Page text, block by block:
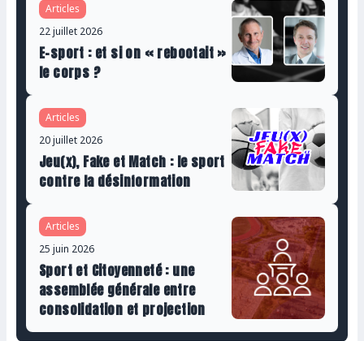
Articles
22 juillet 2026
E-sport : et si on « rebootait »
le corps ?
Articles
20 juillet 2026
Jeu(x), Fake et Match : le sport
contre la désinformation
Articles
25 juin 2026
Sport et Citoyenneté : une
assemblée générale entre
consolidation et projection